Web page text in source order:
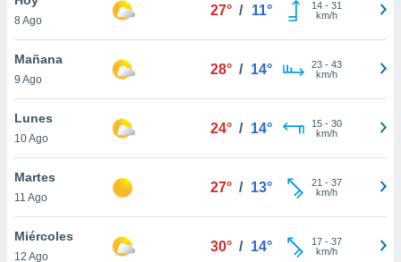
en
más
nuestra
de
8 Ago
27° / 11° 14- 31
km/h
Mañana
9 Ago
28° / 14° 23- 43
km/h
Lunes
10 Ago
24° / 14° 15- 30
km/h
Martes
11 Ago
27° / 13° 21 - 37
km/h
Miércoles
12 Ago
30° / 14° 17- 37
km/h